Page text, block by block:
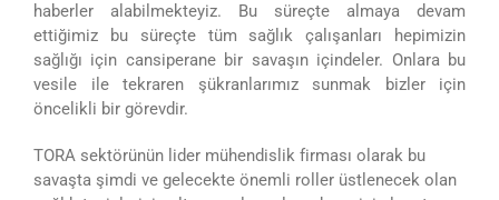
haberler alabilmekteyiz. Bu süreçte almaya devam
ettiğimiz bu süreçte tüm sağlık çalışanları hepimizin
sağlığı için cansiperane bir savaşın içindeler. Onlara bu
vesile ile tekraren şükranlarımız sunmak bizler için
öncelikli bir görevdir.
TORA sektörünün lider mühendislik firması olarak bu
savaşta şimdi ve gelecekte önemli roller üstlenecek olan